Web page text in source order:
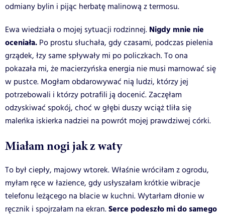
odmiany bylin i pijąc herbatę malinową z termosu.
Ewa wiedziała o mojej sytuacji rodzinnej. Nigdy mnie nie
oceniała. Po prostu słuchała, gdy czasami, podczas pielenia
grządek, łzy same spływały mi po policzkach. To ona
pokazała mi, że macierzyńska energia nie musi marnować się
w pustce. Mogłam obdarowywać nią ludzi, którzy jej
potrzebowali i którzy potrafili ją docenić. Zaczęłam
odzyskiwać spokój, choć w głębi duszy wciąż tliła się
maleńka iskierka nadziei na powrót mojej prawdziwej córki.
Miałam nogi jak z waty
To był ciepły, majowy wtorek. Właśnie wróciłam z ogrodu,
myłam ręce w łazience, gdy usłyszałam krótkie wibracje
telefonu leżącego na blacie w kuchni. Wytarłam dłonie w
ręcznik i spojrzałam na ekran.Serce podeszło mi do samego